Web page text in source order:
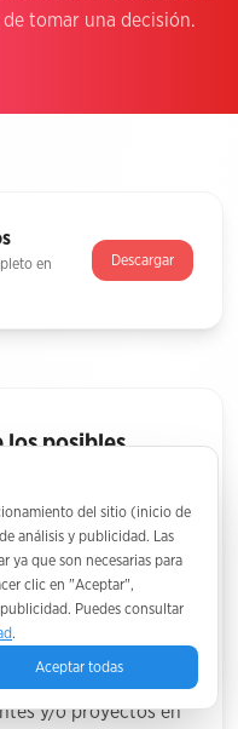
tomar una decisión.
en
Descargar
los posibles
nuestros
Inversionistas de
de la
solicitudes de
y/o proyectos en
del sitio (inicio de
análisis y publicidad. Las
ya que son necesarias para
clic en "Aceptar",
Puedes consultar
.
Aceptar todas